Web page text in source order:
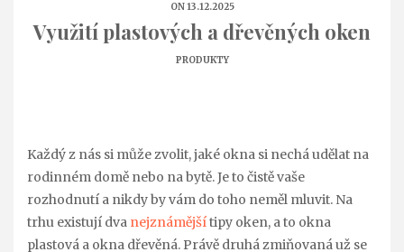
ON 13.12.2025
Využití plastových a dřevěných oken
PRODUKTY
Každý z nás si může zvolit, jaké okna si nechá udělat na
rodinném domě nebo na bytě. Je to čistě vaše
rozhodnutí a nikdy by vám do toho neměl mluvit. Na
trhu existují dva nejznámějšítipy oken, a to okna
plastová a okna dřevěná. Právě druhá zmiňovaná už se